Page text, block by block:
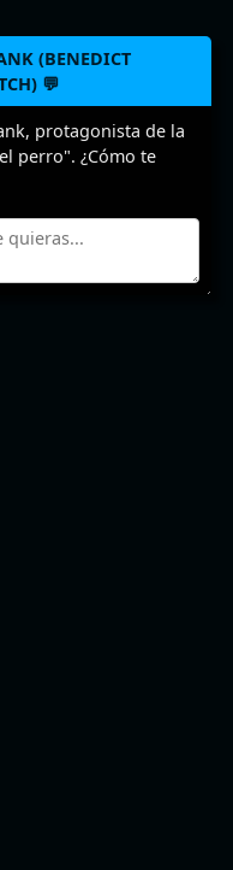
(BENEDICT
💬
protagonista de la
perro". ¿Cómo te